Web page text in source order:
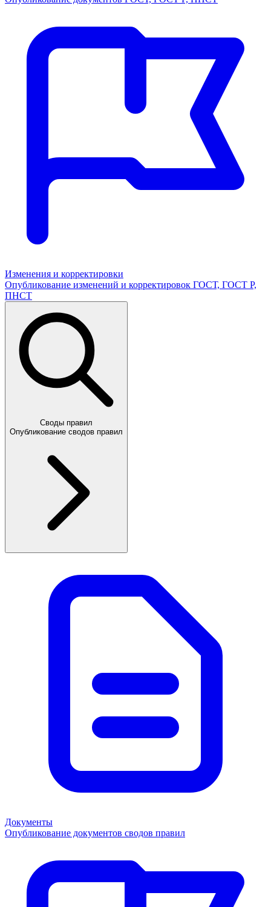
Изменения и корректировки
Опубликование изменений и корректировок ГОСТ, ГОСТ Р,
ПНСТ
Своды правил
Опубликование сводов правил
Документы
Опубликование документов сводов правил